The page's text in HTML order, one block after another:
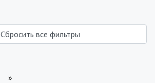
Сбросить все фильтры
»